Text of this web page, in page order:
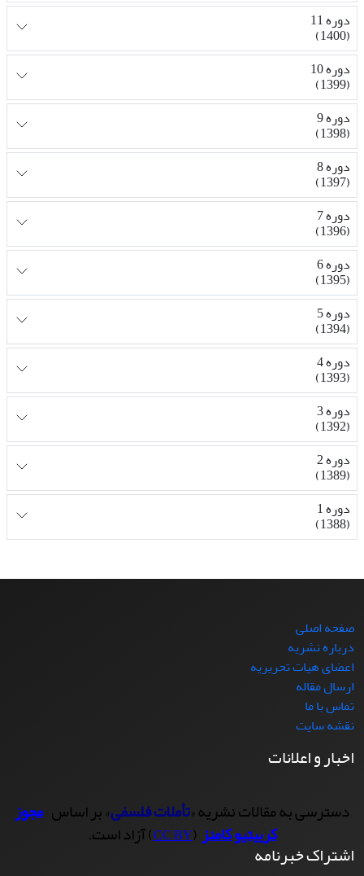
دوره 11
(1400)
دوره 10
(1399)
دوره 9
(1398)
دوره 8
(1397)
دوره 7
(1396)
دوره 6
(1395)
دوره 5
(1394)
دوره 4
(1393)
دوره 3
(1392)
دوره 2
(1389)
دوره 1
(1388)
صفحه اصلی
درباره نشریه
اعضای هیات تحریریه
ارسال مقاله
تماس با ما
نقشه سایت
اخبار و اعلانات
دسترسی به مقالات نشریه «تأملات فلسفی» بر اساس مجوز
کرییتیو کامنز(
CC BY) آزاد است.
اشتراک خبرنامه